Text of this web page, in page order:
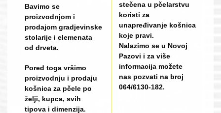
Bavimo se
proizvodnjom i
prodajom gradjevinske
stolarije i elemenata
od drveta.
Pored toga vršimo
proizvodnju i prodaju
košnica za pčele po
želji, kupca, svih
tipova i dimenzija.
stečena u pčelarstvu
koristi za
unapređivanje košnica
koje pravi.
Nalazimo se u Novoj
Pazovi i za više
informacija možete
nas pozvati na broj
064/6130-182.